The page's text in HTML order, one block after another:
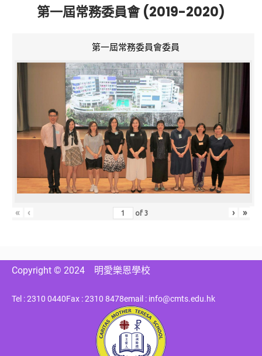
第一屆常務委員會 (2019-2020)
第一屆常務委員會委員
« ‹ of3 › »
Copyright © 2024 明愛樂恩學校
Tel : 2310 0440Fax : 2310 8478email : info@cmts.edu.hk